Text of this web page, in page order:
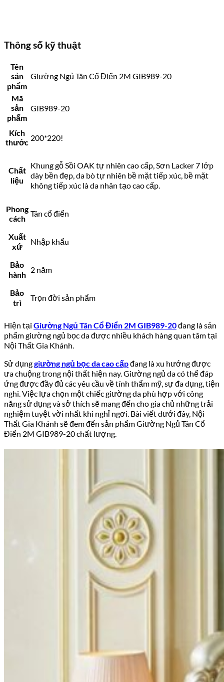
Thông số kỹ thuật
Tên
sản
phẩm
Giường Ngủ Tân Cổ Điển 2M GIB989-20
Mã
sản
phẩm
GIB989-20
Kích
thước 200*220!
Chất
liệu
Khung gỗ Sồi OAK tự nhiên cao cấp, Sơn Lacker 7 lớp
dày bền đẹp, da bò tự nhiên bề mặt tiếp xúc, bề mặt
không tiếp xúc là da nhân tạo cao cấp.
Phong
cách
Tân cổ điển
Xuất
xứ
Nhập khẩu
Bảo
hành
2 năm
Bảo
trì
Trọn đời sản phẩm
Hiện tại Giường Ngủ Tân Cổ Điển 2M GIB989-20đang là sản
phẩm giường ngủ bọc da được nhiều khách hàng quan tâm tại
Nội Thất Gia Khánh.
Sử dụnggiường ngủ bọc da cao cấpđang là xu hướng được
ưa chuộng trong nội thất hiện nay. Giường ngủ da có thể đáp
ứng được đầy đủ các yêu cầu về tính thẩm mỹ, sự đa dụng, tiện
nghi. Việc lựa chọn một chiếc giường da phù hợp với công
năng sử dụng và sở thích sẽ mang đến cho gia chủ những trải
nghiệm tuyệt vời nhất khi nghỉ ngơi. Bài viết dưới đây, Nội
Thất Gia Khánh sẽ đem đến sản phẩm Giường Ngủ Tân Cổ
Điển 2M GIB989-20 chất lượng.